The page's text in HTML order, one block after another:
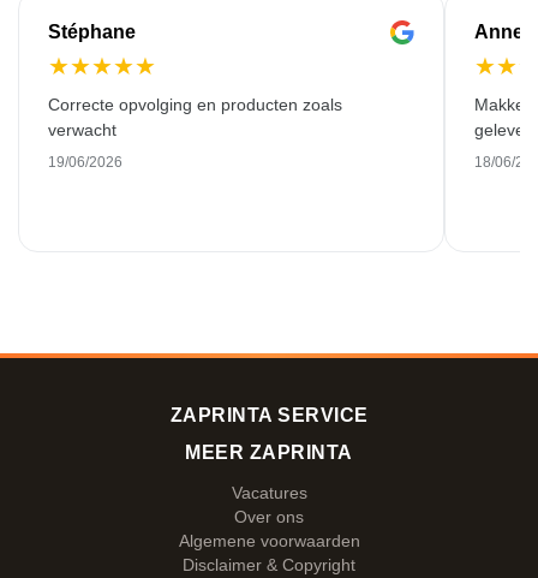
Stéphane
★★★★★
Correcte opvolging en producten zoals
verwacht
19/06/2026
Anne-
★★
18/06/
ZAPRINTA SERVICE
MEER ZAPRINTA
Vacatures
Over ons
Algemene voorwaarden
Disclaimer & Copyright